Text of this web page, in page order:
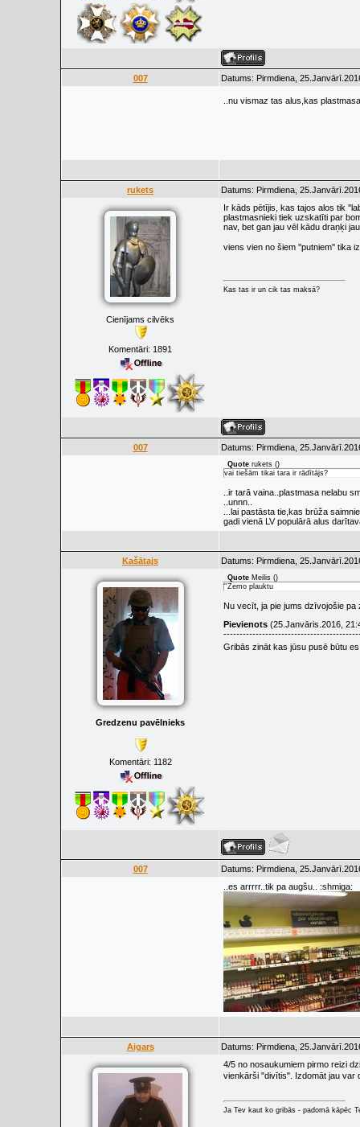
007 Datums: Pirmdiena,
..nu vismaz tas alus,kas
rukets Datums: Pirmdiena,
Cienījams cilvēks
Komentāri: 1891
Ir kāds pētījis, kas tajos alos tik
plastmasnieki tiek uzskatīti par
nav, bet gan jau vēl kādu draņķi
viens vien no šiem ''putniem'' tika
Kas tas ir un cik tas maksā?
007 Datums: Pirmdiena,
Quote rukets ()
vai tiešām tikai tara ir rādītājs?
..ir tarā vaina..plastmasa nelabu
..unnn..
...lai pastāsta tie,kas brūža
gadi vienā LV populārā alus
Kašātajs Datums: Pirmdiena,
Gredzenu pavēlnieks
Komentāri: 1182
Quote Meilis ()
''Zemo plauktu
Nu vecīt, ja pie jums dzīvojošie pa
Pievienots (25.Janvāris.2016,
Gribās zināt kas jūsu pusē būtu
007
Datums: Pirmdiena,
..es arrrrr..tik pa augšu.. :shmiga:
Aigars
Datums: Pirmdiena,
4/5 no nosaukumiem pirmo reizi
vienkārši "divītis". Izdomāt jau
Ja Tev kaut ko gribās - padomā kāpēc